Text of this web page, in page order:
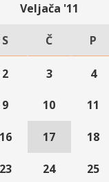
Veljača '11
S Č P
2 3 4
9 10 11
16 17 18
23 24 25